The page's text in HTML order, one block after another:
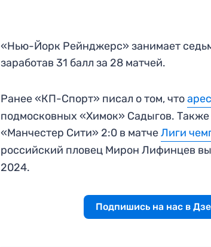
«Нью-Йорк Рейнджерс» занимает
заработав 31 балл за 28 матчей.
Ранее «КП-Спорт» писал о том, что
подмосковных «Химок» Садыгов.
«Манчестер Сити» 2:0 в матчеЛиги
российский пловец Мирон Лифинцев
2024.
Подпишись на нас в